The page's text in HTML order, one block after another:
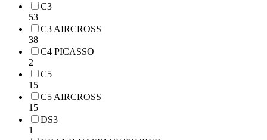
C3
53
C3 AIRCROSS
38
C4 PICASSO
2
C5
15
C5 AIRCROSS
15
DS3
1